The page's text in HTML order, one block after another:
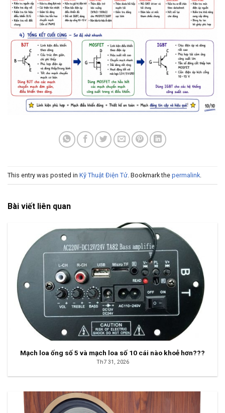
This entry was posted in Kỹ Thuật Điện Tử . Bookmark the permalink
Bài viết liên quan
Mạch loa ống số 5 và mạch loa số 10 cái nào khoẻ hơn???
Th7 31, 2026